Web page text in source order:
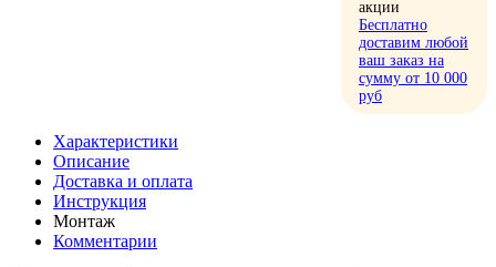
акции
Бесплатно
доставим любой
ваш заказ на
сумму от 10 000
руб
Характеристики
Описание
Доставка и оплата
Инструкция
Монтаж
Комментарии